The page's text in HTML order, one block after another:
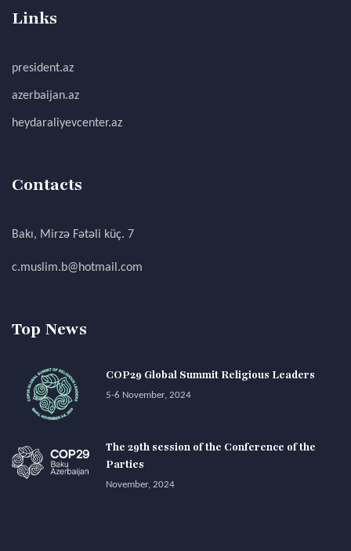
Links
president.az
azerbaijan.az
heydaraliyevcenter.az
Contacts
Bakı, Mirzə Fətəli küç. 7
c.muslim.b@hotmail.com
Top News
COP29 Global Summit Religious Leaders
5-6 November, 2024
The 29th session of the Conference of the
Parties
November, 2024